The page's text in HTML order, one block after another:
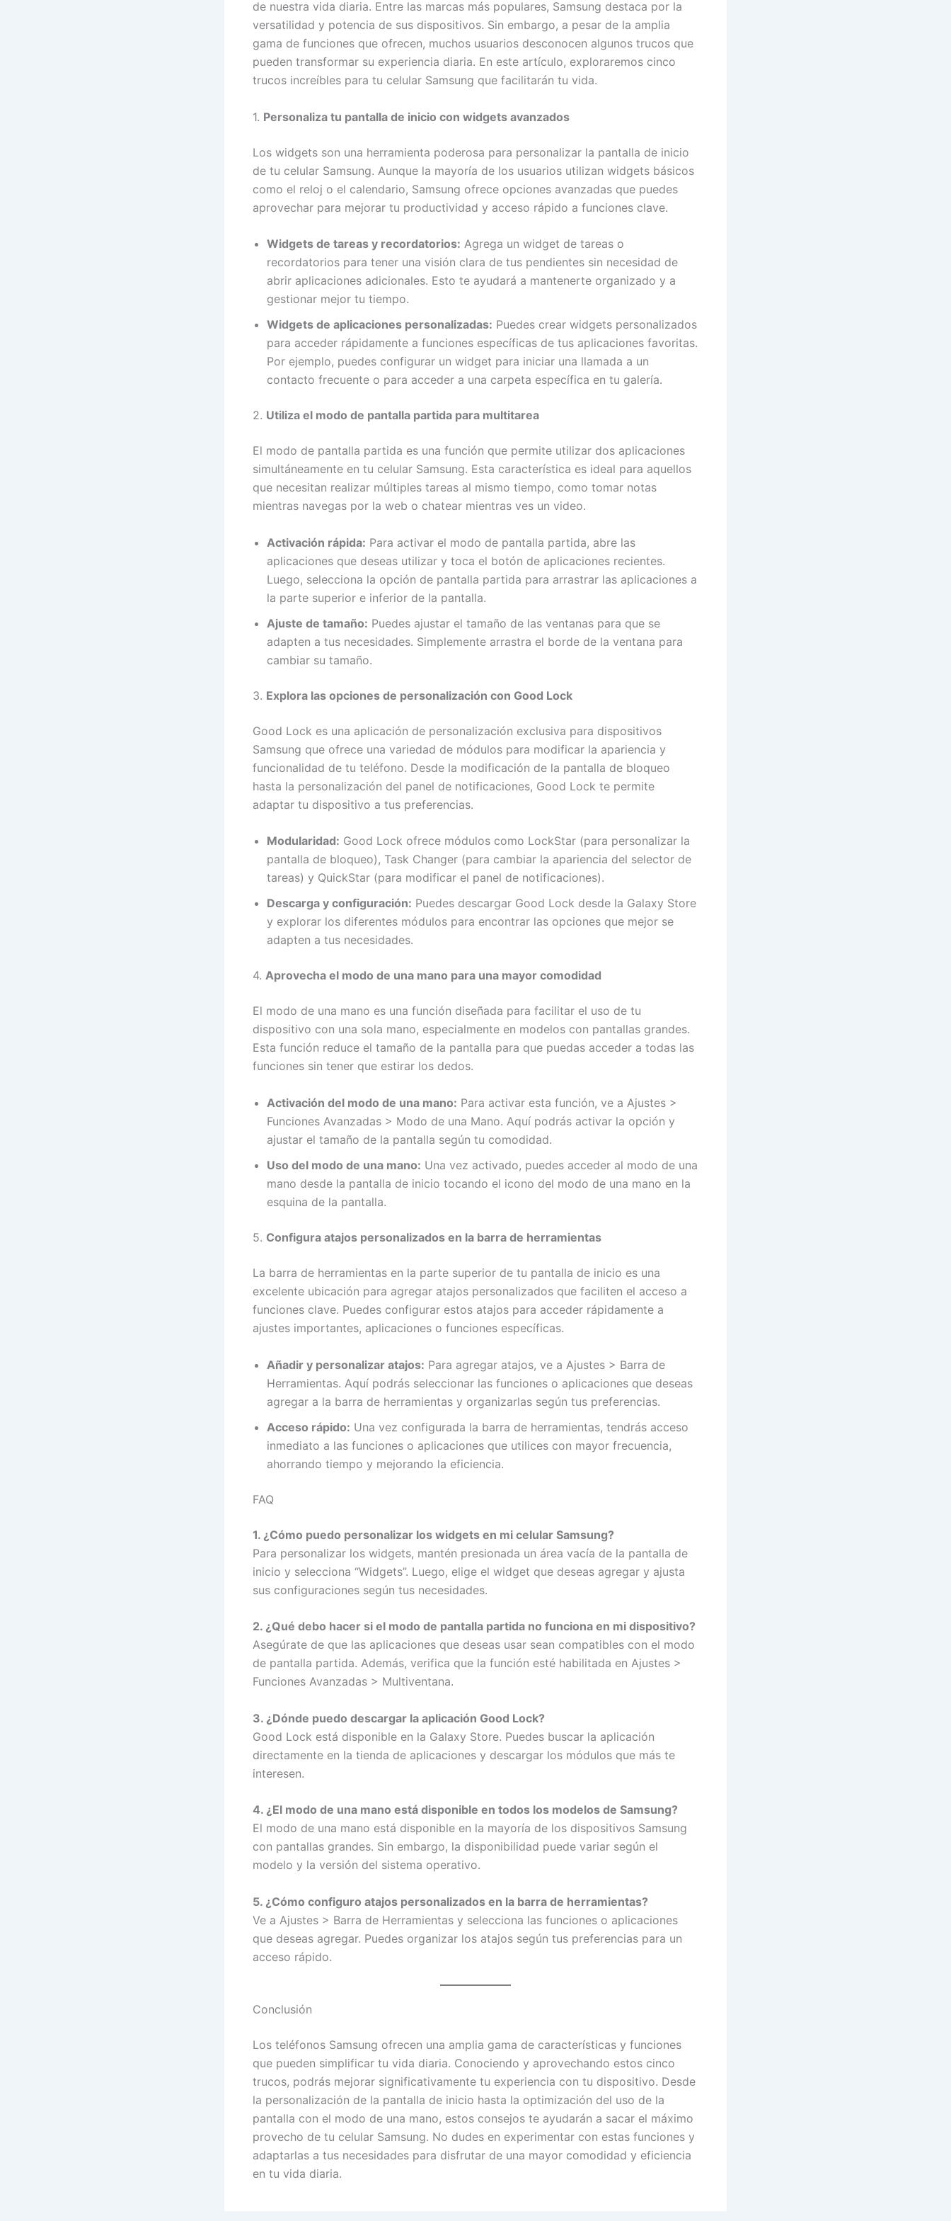
de nuestra vida diaria. Entre las marcas más populares, Samsung destaca por la
versatilidad y potencia de sus dispositivos. Sin embargo, a pesar de la amplia
gama de funciones que ofrecen, muchos usuarios desconocen algunos trucos que
pueden transformar su experiencia diaria. En este artículo, exploraremos cinco
trucos increíbles para tu celular Samsung que facilitarán tu vida.
1. Personaliza tu pantalla de inicio con widgets avanzados
Los widgets son una herramienta poderosa para personalizar la pantalla de inicio
de tu celular Samsung. Aunque la mayoría de los usuarios utilizan widgets básicos
como el reloj o el calendario, Samsung ofrece opciones avanzadas que puedes
aprovechar para mejorar tu productividad y acceso rápido a funciones clave.
Widgets de tareas y recordatorios: Agrega un widget de tareas o
recordatorios para tener una visión clara de tus pendientes sin necesidad de
abrir aplicaciones adicionales. Esto te ayudará a mantenerte organizado y a
gestionar mejor tu tiempo.
Widgets de aplicaciones personalizadas: Puedes crear widgets personalizados
para acceder rápidamente a funciones específicas de tus aplicaciones favoritas.
Por ejemplo, puedes configurar un widget para iniciar una llamada a un
contacto frecuente o para acceder a una carpeta específica en tu galería.
2. Utiliza el modo de pantalla partida para multitarea
El modo de pantalla partida es una función que permite utilizar dos aplicaciones
simultáneamente en tu celular Samsung. Esta característica es ideal para aquellos
que necesitan realizar múltiples tareas al mismo tiempo, como tomar notas
mientras navegas por la web o chatear mientras ves un video.
Activación rápida: Para activar el modo de pantalla partida, abre las
aplicaciones que deseas utilizar y toca el botón de aplicaciones recientes.
Luego, selecciona la opción de pantalla partida para arrastrar las aplicaciones a
la parte superior e inferior de la pantalla.
Ajuste de tamaño: Puedes ajustar el tamaño de las ventanas para que se
adapten a tus necesidades. Simplemente arrastra el borde de la ventana para
cambiar su tamaño.
3. Explora las opciones de personalización con Good Lock
Good Lock es una aplicación de personalización exclusiva para dispositivos
Samsung que ofrece una variedad de módulos para modificar la apariencia y
funcionalidad de tu teléfono. Desde la modificación de la pantalla de bloqueo
hasta la personalización del panel de notificaciones, Good Lock te permite
adaptar tu dispositivo a tus preferencias.
Modularidad: Good Lock ofrece módulos como LockStar (para personalizar la
pantalla de bloqueo), Task Changer (para cambiar la apariencia del selector de
tareas) y QuickStar (para modificar el panel de notificaciones).
Descarga y configuración: Puedes descargar Good Lock desde la Galaxy Store
y explorar los diferentes módulos para encontrar las opciones que mejor se
adapten a tus necesidades.
4. Aprovecha el modo de una mano para una mayor comodidad
El modo de una mano es una función diseñada para facilitar el uso de tu
dispositivo con una sola mano, especialmente en modelos con pantallas grandes.
Esta función reduce el tamaño de la pantalla para que puedas acceder a todas las
funciones sin tener que estirar los dedos.
Activación del modo de una mano: Para activar esta función, ve a Ajustes >
Funciones Avanzadas > Modo de una Mano. Aquí podrás activar la opción y
ajustar el tamaño de la pantalla según tu comodidad.
Uso del modo de una mano: Una vez activado, puedes acceder al modo de una
mano desde la pantalla de inicio tocando el icono del modo de una mano en la
esquina de la pantalla.
5. Configura atajos personalizados en la barra de herramientas
La barra de herramientas en la parte superior de tu pantalla de inicio es una
excelente ubicación para agregar atajos personalizados que faciliten el acceso a
funciones clave. Puedes configurar estos atajos para acceder rápidamente a
ajustes importantes, aplicaciones o funciones específicas.
Añadir y personalizar atajos: Para agregar atajos, ve a Ajustes > Barra de
Herramientas. Aquí podrás seleccionar las funciones o aplicaciones que deseas
agregar a la barra de herramientas y organizarlas según tus preferencias.
Acceso rápido: Una vez configurada la barra de herramientas, tendrás acceso
inmediato a las funciones o aplicaciones que utilices con mayor frecuencia,
ahorrando tiempo y mejorando la eficiencia.
FAQ
1. ¿Cómo puedo personalizar los widgets en mi celular Samsung?
Para personalizar los widgets, mantén presionada un área vacía de la pantalla de
inicio y selecciona “Widgets”. Luego, elige el widget que deseas agregar y ajusta
sus configuraciones según tus necesidades.
2. ¿Qué debo hacer si el modo de pantalla partida no funciona en mi dispositivo?
Asegúrate de que las aplicaciones que deseas usar sean compatibles con el modo
de pantalla partida. Además, verifica que la función esté habilitada en Ajustes >
Funciones Avanzadas > Multiventana.
3. ¿Dónde puedo descargar la aplicación Good Lock?
Good Lock está disponible en la Galaxy Store. Puedes buscar la aplicación
directamente en la tienda de aplicaciones y descargar los módulos que más te
interesen.
4. ¿El modo de una mano está disponible en todos los modelos de Samsung?
El modo de una mano está disponible en la mayoría de los dispositivos Samsung
con pantallas grandes. Sin embargo, la disponibilidad puede variar según el
modelo y la versión del sistema operativo.
5. ¿Cómo configuro atajos personalizados en la barra de herramientas?
Ve a Ajustes > Barra de Herramientas y selecciona las funciones o aplicaciones
que deseas agregar. Puedes organizar los atajos según tus preferencias para un
acceso rápido.
Conclusión
Los teléfonos Samsung ofrecen una amplia gama de características y funciones
que pueden simplificar tu vida diaria. Conociendo y aprovechando estos cinco
trucos, podrás mejorar significativamente tu experiencia con tu dispositivo. Desde
la personalización de la pantalla de inicio hasta la optimización del uso de la
pantalla con el modo de una mano, estos consejos te ayudarán a sacar el máximo
provecho de tu celular Samsung. No dudes en experimentar con estas funciones y
adaptarlas a tus necesidades para disfrutar de una mayor comodidad y eficiencia
en tu vida diaria.